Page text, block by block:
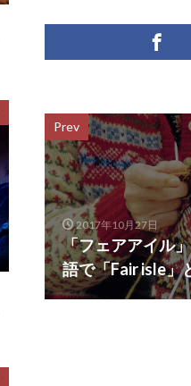
Prev
2017年10月27日
「フェアアイル
語で「Fair isle」